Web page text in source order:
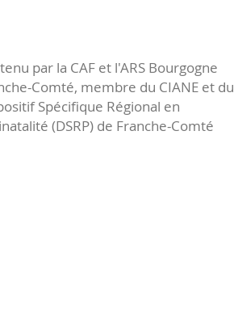
par la CAF et l'ARS Bourgogne
Comté, membre du CIANE et du
Spécifique Régional en
(DSRP) de Franche-Comté